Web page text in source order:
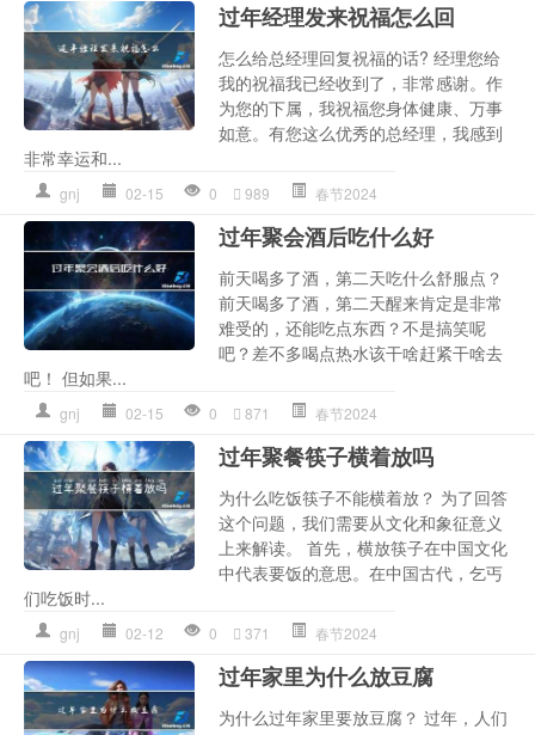
过年经理发来祝福怎么回
怎么给总经理回复祝福的话? 经理您给
我的祝福我已经收到了，非常感谢。作
为您的下属，我祝福您身体健康、万事
如意。有您这么优秀的总经理，我感到
非常幸运和...
gnj 02-15 0 989 春节2024
过年聚会酒后吃什么好
前天喝多了酒，第二天吃什么舒服点？
前天喝多了酒，第二天醒来肯定是非常
难受的，还能吃点东西？不是搞笑呢
吧？差不多喝点热水该干啥赶紧干啥去
吧！ 但如果...
gnj 02-15 0 871 春节2024
过年聚餐筷子横着放吗
为什么吃饭筷子不能横着放？ 为了回答
这个问题，我们需要从文化和象征意义
上来解读。 首先，横放筷子在中国文化
中代表要饭的意思。在中国古代，乞丐
们吃饭时...
gnj 02-12 0 371 春节2024
过年家里为什么放豆腐
为什么过年家里要放豆腐？ 过年，人们